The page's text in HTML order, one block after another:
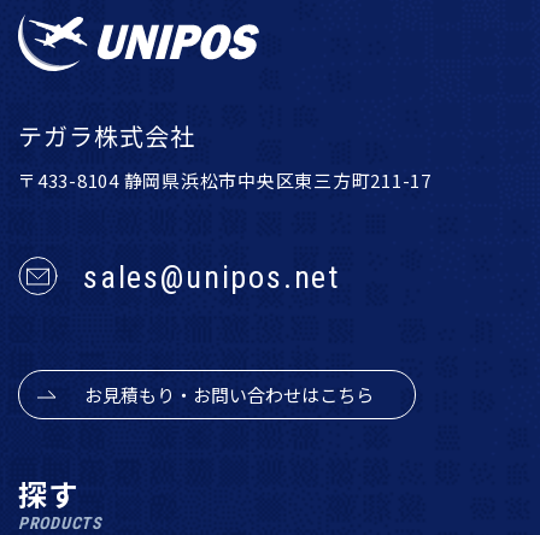
テガラ株式会社
〒433-8104 静岡県浜松市中央区東三方町211-17
sales@unipos.net
お見積もり・お問い合わせはこちら
探す
PRODUCTS